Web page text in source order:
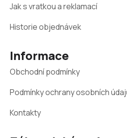
Jak s vratkou a reklamací
Historie objednávek
Informace
Obchodní podmínky
Podmínky ochrany osobních
Kontakty